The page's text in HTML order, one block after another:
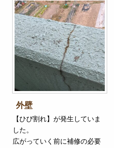
外壁
【ひび割れ】が発生していま
した。
広がっていく前に補修の必要